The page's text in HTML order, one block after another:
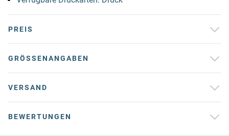
PREIS
GRÖSSENANGABEN
VERSAND
BEWERTUNGEN